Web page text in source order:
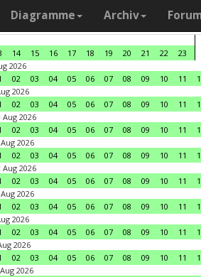
Diagramme Archiv
14 15 16 17 18 19 20 21 22
23
2026
02 03 04 05 06 07 08 09 10 11
2026
02 03 04 05 06 07 08 09 10 11
Aug 2026
02 03 04 05 06 07 08 09 10 11
2026
02 03 04 05 06 07 08 09 10 11
Aug 2026
02 03 04 05 06 07 08 09 10 11
2026
02 03 04 05 06 07 08 09 10 11
2026
02 03 04 05 06 07 08 09 10 11
2026
02 03 04 05 06 07 08 09 10 11
2026